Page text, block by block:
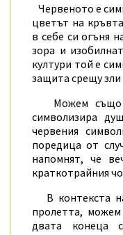
Червеното е
цветът на
в себе си огъня
зора и
култури той е
защита срещу
Можем също
символизира
червения
поредица от
напомнят, че
краткотрайния
В контекста
пролетта,
двата конеца